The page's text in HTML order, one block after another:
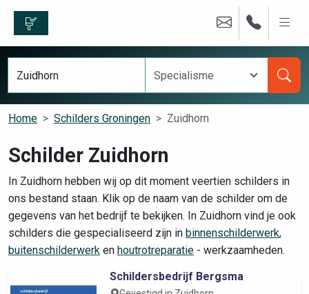
Home Schilders Groningen Zuidhorn
Schilder Zuidhorn
In Zuidhorn hebben wij op dit moment veertien schilders in
ons bestand staan. Klik op de naam van de schilder om de
gegevens van het bedrijf te bekijken. In Zuidhorn vind je ook
schilders die gespecialiseerd zijn in binnenschilderwerk,
buitenschilderwerk en houtrotreparatie - werkzaamheden.
Schildersbedrijf Bergsma